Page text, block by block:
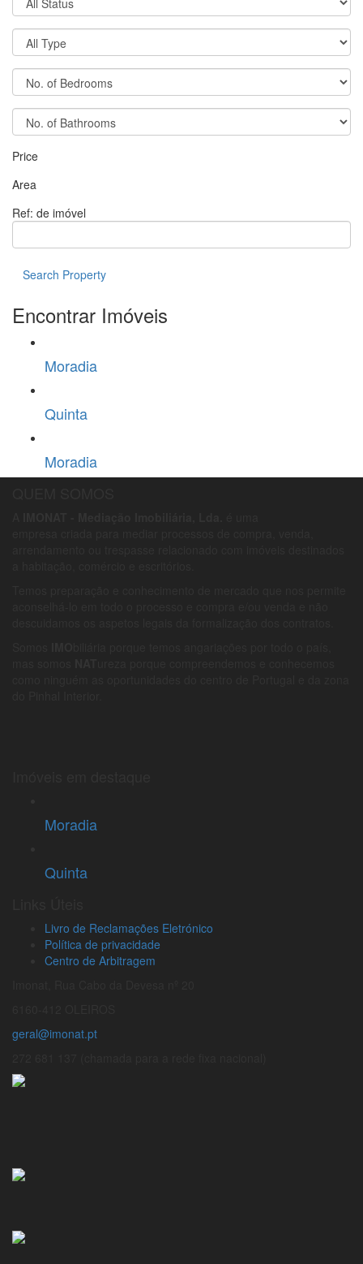
Price
Area
Ref: de imóvel
Search Property
Encontrar Imóveis
Moradia
Quinta
Moradia
Moradia
Quinta
Livro de Reclamações Eletrónico
Política de privacidade
Centro de Arbitragem
geral@imonat.pt